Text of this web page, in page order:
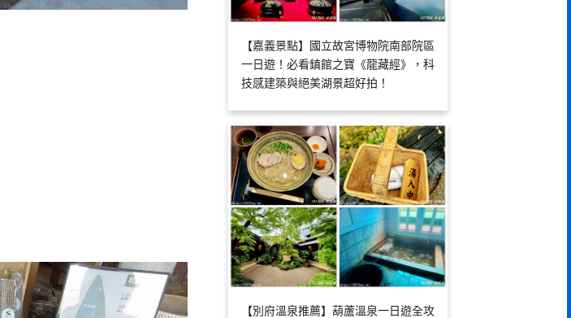
【嘉義景點】國立故宮博物院南部院區
一日遊！必看鎮館之寶《龍藏經》，科
技感建築與絕美湖景超好拍！
【別府溫泉推薦】葫蘆溫泉一日遊全攻